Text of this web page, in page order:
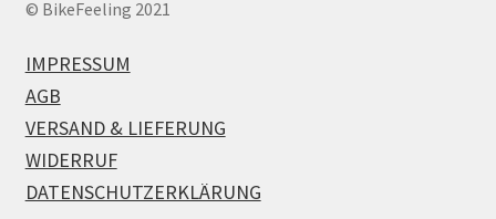
© BikeFeeling 2021
IMPRESSUM
AGB
VERSAND & LIEFERUNG
WIDERRUF
DATENSCHUTZERKLÄRUNG